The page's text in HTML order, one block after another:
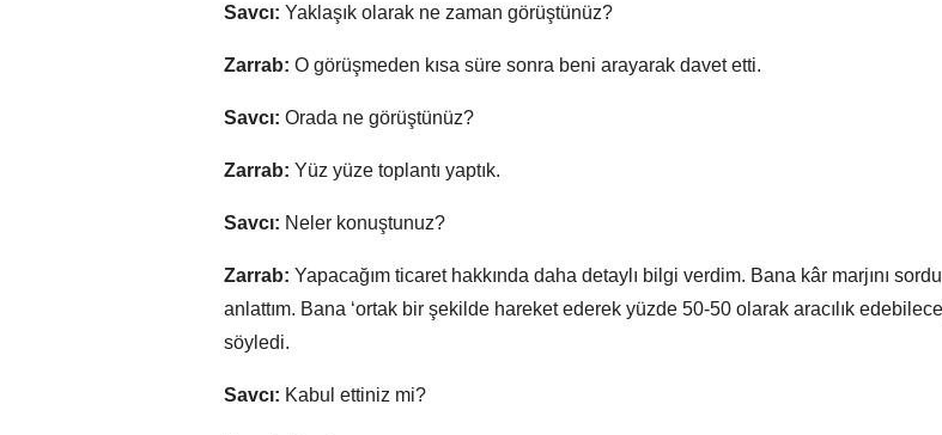
Savcı: Yaklaşık olarak ne zaman görüştünüz?
Zarrab: O görüşmeden kısa süre sonra beni arayarak davet etti.
Savcı: Orada ne görüştünüz?
Zarrab: Yüz yüze toplantı yaptık.
Savcı: Neler konuştunuz?
Zarrab: Yapacağım ticaret hakkında daha detaylı bilgi verdim. Bana kâr marjını
anlattım. Bana ‘ortak bir şekilde hareket ederek yüzde 50-50 olarak aracılık
söyledi.
Savcı: Kabul ettiniz mi?